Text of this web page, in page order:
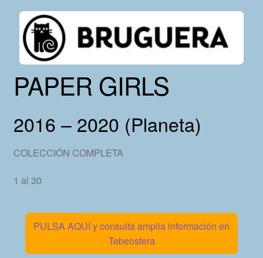
PAPER GIRLS
2016 – 2020 (Planeta)
COLECCIÓN COMPLETA
1 al 30
PULSA AQUÍ y consulta amplia información en
Tebeosfera